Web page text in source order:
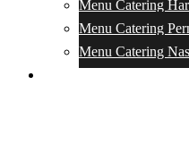
Menu Catering
Menu Catering
Menu Catering